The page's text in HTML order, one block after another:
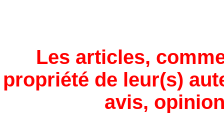
Les articles,
propriété de leur(s)
avis,